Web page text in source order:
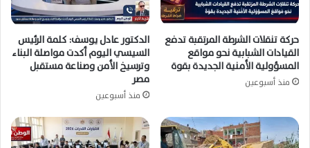
حركة تنقلات الشرطة المرتقبة تدفع
القيادات الشبابية نحو مواقع
المسؤولية الأمنية الجديدة بقوة
منذ أسبوعين
الدكتور عادل يوسف: كلمة الرئيس
السيسي اليوم أكدت مواصلة البناء
وترسيخ الأمن وصناعة مستقبل
مصر
منذ أسبوعين